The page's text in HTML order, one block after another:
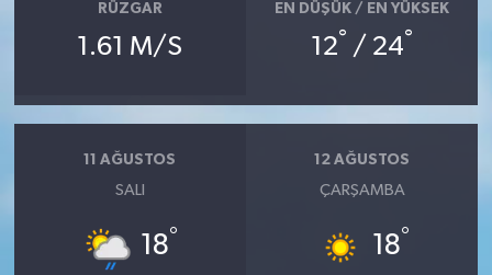
RÜZGAR
1.61 M/S
EN DÜŞÜK / EN YÜKSEK
12° / 24°
11 AĞUSTOS
SALI
18°
12 AĞUSTOS
ÇARŞAMBA
18°